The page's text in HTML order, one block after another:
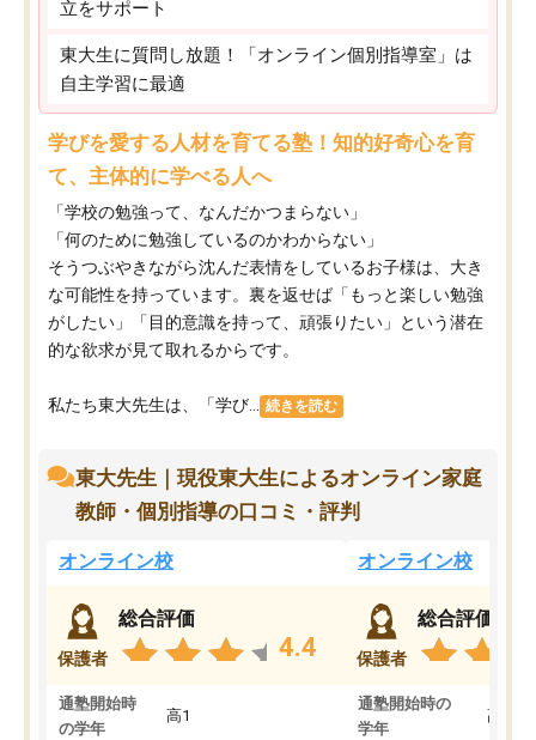
立をサポート
東大生に質問し放題！「オンライン個別指導室」は
自主学習に最適
学びを愛する人材を育てる塾！知的好奇心を育
て、主体的に学べる人へ
「学校の勉強って、なんだかつまらない」
「何のために勉強しているのかわからない」
そうつぶやきながら沈んだ表情をしているお子様は、大き
な可能性を持っています。裏を返せば「もっと楽しい勉強
がしたい」「目的意識を持って、頑張りたい」という潜在
的な欲求が見て取れるからです。
私たち東大先生は、「学び... 続きを読む
東大先生｜現役東大生によるオンライン家庭
教師・個別指導の口コミ・評判
オンライン校
保護者
総合評価
4.4
通塾開始時
の学年
高1
オンライン校
保護者
総合評価
通塾開始時の
学年
高3